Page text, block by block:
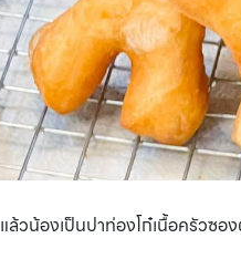
แล้วน้องเป็นปาท่องโก๋เนื้อครัวซอ